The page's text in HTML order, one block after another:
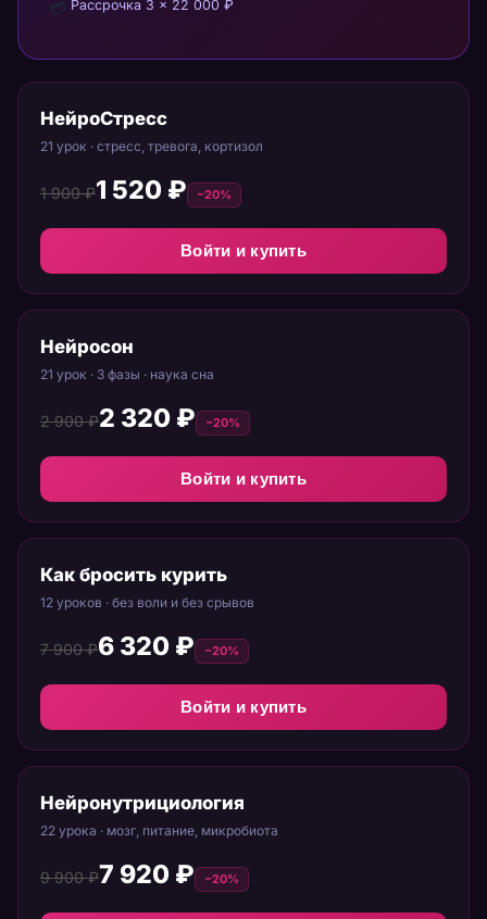
💳 Рассрочка 3 × 22 000 ₽
НейроСтресс
21 урок · стресс, тревога, кортизол
1 900 ₽1 520 ₽ −20%
Войти и купить
Нейросон
21 урок · 3 фазы · наука сна
2 900 ₽2 320 ₽ −20%
Войти и купить
Как бросить курить
12 уроков · без воли и без срывов
7 900 ₽6 320 ₽ −20%
Войти и купить
Нейронутрициология
22 урока · мозг, питание, микробиота
9 900 ₽7 920 ₽ −20%